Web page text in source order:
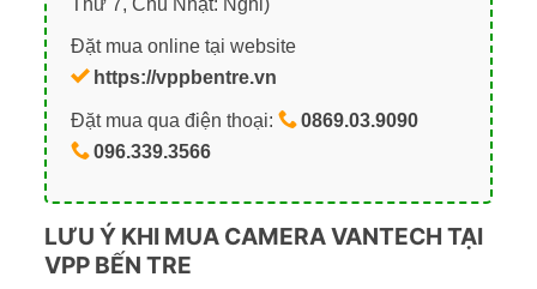
Thứ 7, Chủ Nhật: Nghỉ)
Đặt mua online tại website
https://vppbentre.vn
Đặt mua qua điện thoại:
0869.03.9090
096.339.3566
LƯU Ý KHI MUA CAMERA VANTECH TẠI
VPP BẾN TRE